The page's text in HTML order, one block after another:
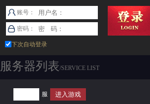
账号：
密码：
下次自动登录
服务器列表/SERVICE LIST
服